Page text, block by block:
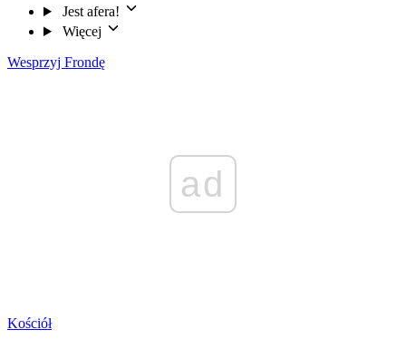
Jest afera!
Więcej
Wesprzyj Frondę
ad
Kościół